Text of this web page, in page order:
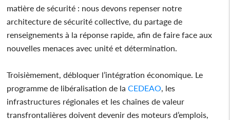
matière de sécurité : nous devons repenser notre
architecture de sécurité collective, du partage de
renseignements à la réponse rapide, afin de faire face aux
nouvelles menaces avec unité et détermination.
Troisièmement, débloquer l’intégration économique. Le
programme de libéralisation de laCEDEAO , les
infrastructures régionales et les chaînes de valeur
transfrontalières doivent devenir des moteurs d’emplois,